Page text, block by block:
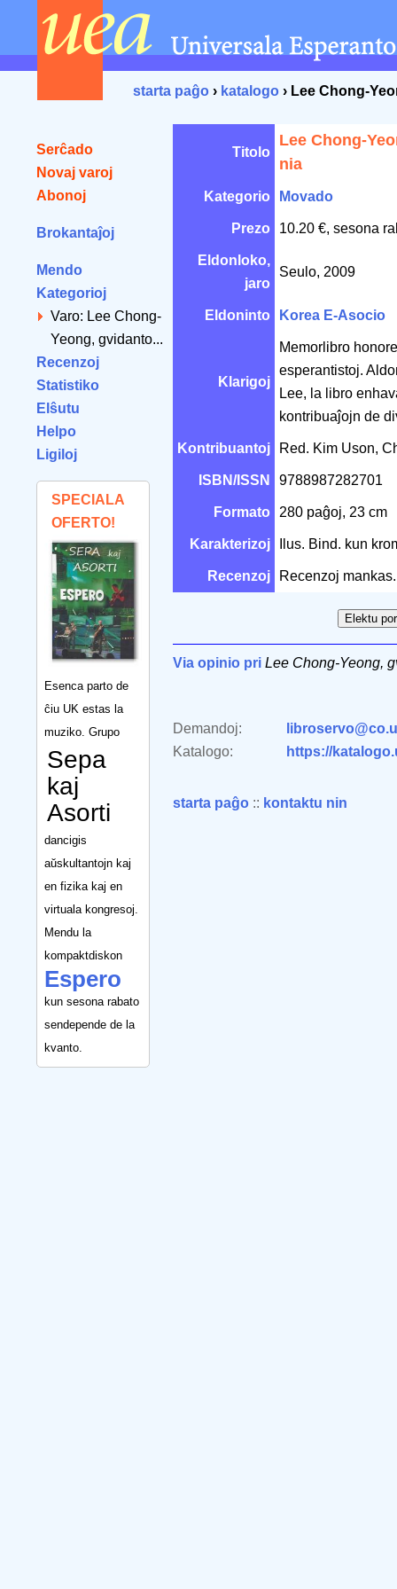
starta paĝo › katalogo › Lee Chong-
Serĉado
Novaj varoj
Abonoj
Brokantaĵoj
Mendo
Kategorioj
Varo: Lee Chong-
Yeong, gvidanto...
Recenzoj
Statistiko
Elŝutu
Helpo
Ligiloj
SPECIALA
OFERTO!
Esenca parto de
ĉiu UK estas la
muziko. Grupo
Sepa
kaj
Asorti
dancigis
aŭskultantojn kaj
en fizika kaj en
virtuala kongresoj.
Mendu la
kompaktdiskon
Espero
kun sesona rabato
sendepende de la
kvanto.
Titolo
Lee Chong-
nia
Kategorio Movado
Prezo 10.20 €, sesona
Eldonloko,
jaro
Seulo, 2009
Eldoninto Korea E-Asocio
Klarigoj
Memorlibro
esperantistoj.
Lee, la libro
kontribuaĵojn de
Kontribuantoj Red. Kim Uson,
ISBN/ISSN 9788987282701
Formato 280 paĝoj, 23 cm
Karakterizoj Ilus. Bind. kun
Recenzoj Recenzoj mankas.
Via opinio pri Lee Chong-Yeong,
Demandoj:
Katalogo:
https://
starta paĝo :: kontaktu nin